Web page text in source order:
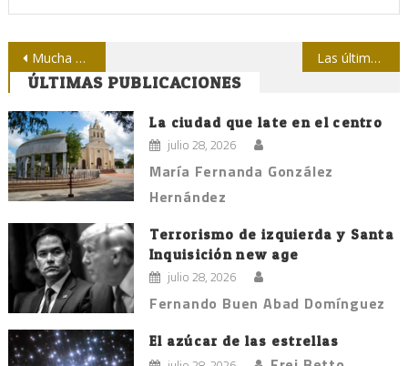
Navegación
de
entradas
Mucha Katia (Crónica sobre una premiada anunciada) Las últimas imágenes del espía alemán Luning
ÚLTIMAS PUBLICACIONES
La ciudad que late en el centro
julio 28, 2026
María Fernanda González
Hernández
Terrorismo de izquierda y Santa
Inquisición new age
julio 28, 2026
Fernando Buen Abad Domínguez
El azúcar de las estrellas